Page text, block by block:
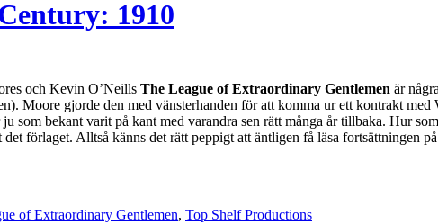
1910
och Kevin O’Neills The League of Extraordinary Gentlemen är
Moore gjorde den med vänsterhanden för att komma ur ett kontrakt
bekant varit på kant med varandra sen rätt många år tillbaka. Hur
förlaget. Alltså känns det rätt peppigt att äntligen få läsa fortsättningen
of Extraordinary Gentlemen, Top Shelf Productions